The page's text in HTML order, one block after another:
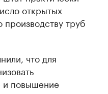
открытых
производству труб
что для
и повышение